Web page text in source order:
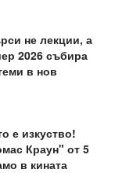
не лекции, а
2026 събира
в нов
е изкуство!
Краун" от 5
в кината